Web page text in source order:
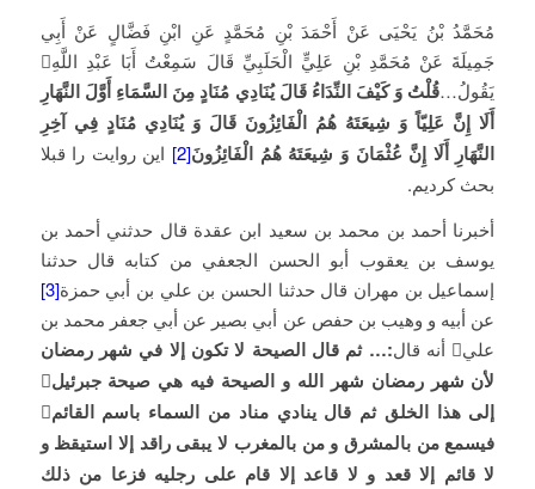
مُحَمَّدُ بْنُ يَحْيَى عَنْ أَحْمَدَ بْنِ مُحَمَّدٍ عَنِ ابْنِ فَضَّالٍ عَنْ أَبِي
جَمِيلَةَ عَنْ مُحَمَّدِ بْنِ عَلِيٍّ الْحَلَبِيِّ قَالَ سَمِعْتُ أَبَا عَبْدِ اللَّهِ
يَقُولُ…قُلْتُ وَ كَيْفَ النِّدَاءُ قَالَ يُنَادِي مُنَادٍ مِنَ السَّمَاءِ أَوَّلَ النَّهَارِ
أَلَا إِنَّ عَلِيّاً وَ شِيعَتَهُ هُمُ الْفَائِزُونَ قَالَ وَ يُنَادِي مُنَادٍ فِي آخِرِ
النَّهَارِ أَلَا إِنَّ عُثْمَانَ وَ شِيعَتَهُ هُمُ الْفَائِزُونَ[2]
این روایت را قبلا
بحث کردیم.
أخبرنا أحمد بن محمد بن سعيد ابن عقدة قال حدثني أحمد بن
يوسف بن يعقوب أبو الحسن الجعفي من كتابه قال حدثنا
إسماعيل بن مهران قال حدثنا الحسن بن علي بن أبي حمزة[3]
عن أبيه و وهيب بن حفص عن أبي بصير عن أبي جعفر محمد بن
علي أنه قال
:… ثم قال الصيحة لا تكون إلا في شهر رمضان
لأن شهر رمضان شهر الله و الصيحة فيه هي صيحة جبرئيل
إلى هذا الخلق ثم قال ينادي مناد من السماء باسم القائم
فيسمع من بالمشرق و من بالمغرب لا يبقى راقد إلا استيقظ و
لا قائم إلا قعد و لا قاعد إلا قام على رجليه فزعا من ذلك